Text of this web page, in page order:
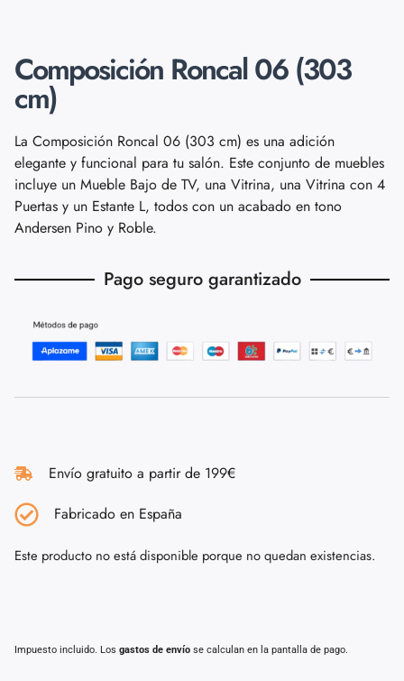
Composición Roncal 06 (303
cm)
La Composición Roncal 06 (303 cm) es una adición
elegante y funcional para tu salón. Este conjunto de muebles
incluye un Mueble Bajo de TV, una Vitrina, una Vitrina con 4
Puertas y un Estante L, todos con un acabado en tono
Andersen Pino y Roble.
Pago seguro garantizado
Envío gratuito a partir de 199€
Fabricado en España
Este producto no está disponible porque no quedan existencias.
Impuesto incluido. Los gastos de envío se calculan en la pantalla de pago.